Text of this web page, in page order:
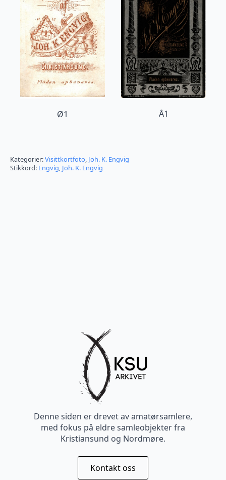
Ø1 Å1
Kategorier:Visittkortfoto, Joh. K. Engvig
Stikkord: Engvig, Joh. K. Engvig
Denne siden er drevet av amatørsamlere,
med fokus på eldre samleobjekter fra
Kristiansund og Nordmøre.
Kontakt oss